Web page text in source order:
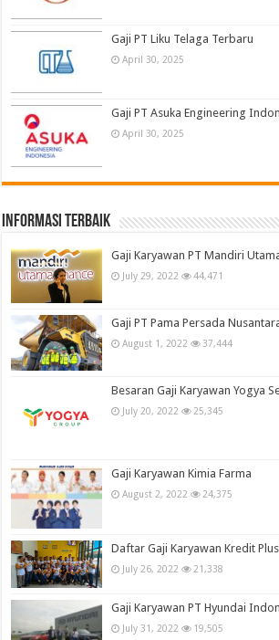
Gaji PT Liku Telaga Terbaru
April 30, 2025
Gaji PT Asuka Engineering
April 30, 2025
informasi terbaik
Gaji Karyawan PT Mandiri
July 29, 2022 44,471
Gaji PT Pama Persada
August 1, 2022 37,444
Besaran Gaji Karyawan Yogya
July 20, 2022 25,345
Gaji Karyawan Kimia Farma
August 2, 2022 24,375
Daftar Gaji Karyawan Kredit
July 26, 2022 21,338
Gaji Karyawan PT Hyundai
July 31, 2022 19,505